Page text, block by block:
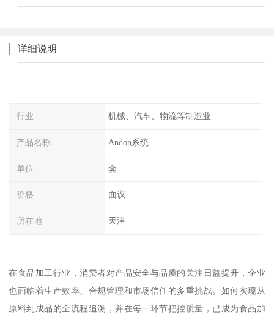
详细说明
行业 机械、汽车、物流等制造业
产品名称 Andon系统
单位 套
价格 面议
所在地 天津
在食品加工行业，消费者对产品安全与品质的关注日益提升，企业
也面临着生产效率、合规管理和市场信任的多重挑战。如何实现从
原料到成品的全流程追溯，并在每一环节把控质量，已成为食品加